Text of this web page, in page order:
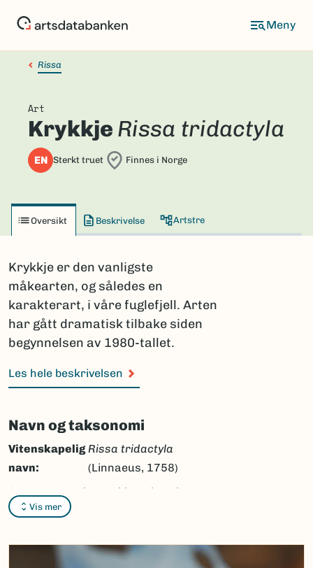
Rissa
Art
Krykkje Rissa tridactyla
EN Sterkt truet Finnes i Norge
Oversikt Beskrivelse Artstre
Krykkje er den vanligste
måkearten, og således en
karakterart, i våre fuglefjell. Arten
har gått dramatisk tilbake siden
begynnelsen av 1980-tallet.
Les hele beskrivelsen
Navn og taksonomi
Vis mer
Vitenskapelig
navn:
Rissa tridactyla
(Linnaeus, 1758)
Synonymer:
Rissa tridactyla
subsp.
krykkje